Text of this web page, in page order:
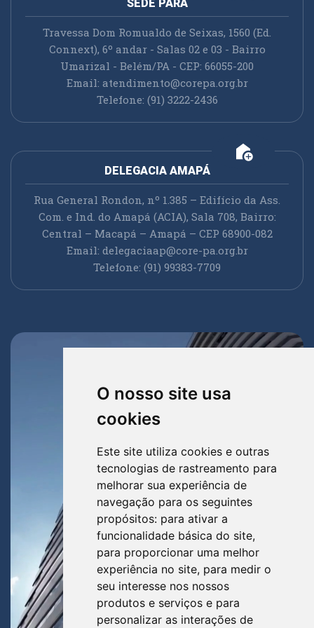
O nosso site usa
cookies
Este site utiliza cookies e outras
tecnologias de rastreamento para
melhorar sua experiência de
navegação para os seguintes
propósitos: para ativar a
funcionalidade básica do site,
para proporcionar uma melhor
experiência no site, para medir o
seu interesse nos nossos
produtos e serviços e para
personalizar as interações de
SEDE PARÁ
Travessa Dom Romualdo de Seixas, 1560 (Ed.
Connext), 6º andar - Salas 02 e 03 - Bairro
Umarizal - Belém/PA - CEP: 66055-200
Email: atendimento@corepa.org.br
Telefone: (91) 3222-2436
add_home
DELEGACIA AMAPÁ
Rua General Rondon, nº 1.385 – Edifício da Ass.
Com. e Ind. do Amapá (ACIA), Sala 708, Bairro:
Central – Macapá – Amapá – CEP 68900-082
Email: delegaciaap@core-pa.org.br
Telefone: (91) 99383-7709